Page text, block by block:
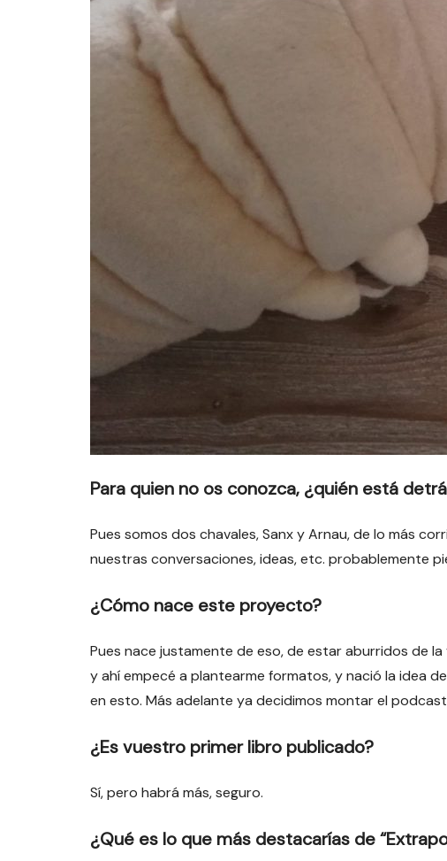
Para quien no os conozca, ¿quién está
Pues somos dos chavales, Sanx y Arnau, de lo más
nuestras conversaciones, ideas, etc. probablemente
¿Cómo nace este proyecto?
Pues nace justamente de eso, de estar aburridos de
y ahí empecé a plantearme formatos, y nació la idea
en esto. Más adelante ya decidimos montar el
¿Es vuestro primer libro publicado?
Sí, pero habrá más, seguro.
¿Qué es lo que más destacarías de